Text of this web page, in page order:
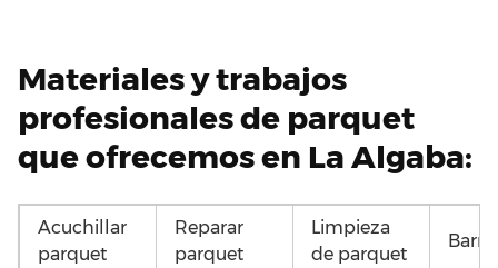
Materiales y trabajos
profesionales de parquet
que ofrecemos en La Algaba:
Acuchillar
parquet
Reparar
parquet
Limpieza
de parquet